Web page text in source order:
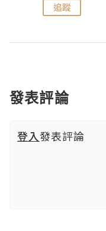
追蹤
發表評論
登入發表評論